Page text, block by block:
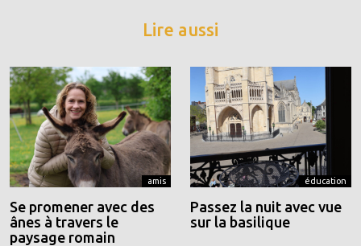
Lire aussi
amis
Se promener avec des
ânes à travers le
paysage romain
éducation
Passez la nuit avec vue
sur la basilique